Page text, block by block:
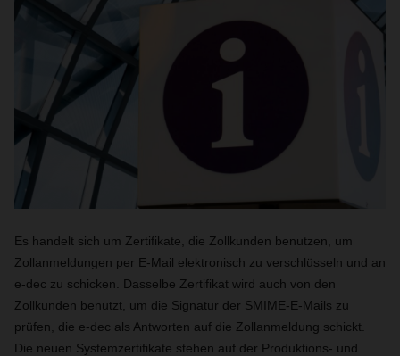
Es handelt sich um Zertifikate, die Zollkunden benutzen, um
Zollanmeldungen per E-Mail elektronisch zu verschlüsseln und an
e-dec zu schicken. Dasselbe Zertifikat wird auch von den
Zollkunden benutzt, um die Signatur der SMIME-E-Mails zu
prüfen, die e-dec als Antworten auf die Zollanmeldung schickt.
Die neuen Systemzertifikate stehen auf der Produktions- und